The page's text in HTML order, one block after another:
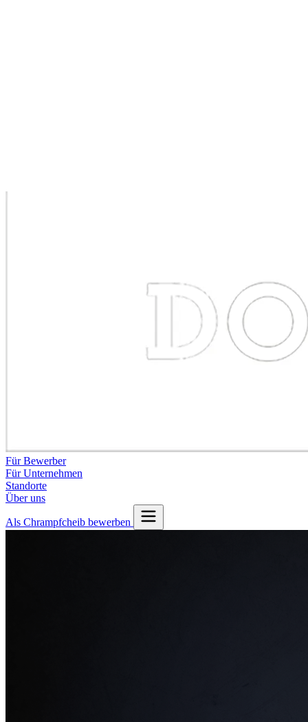
Für Bewerber
Für Unternehmen
Standorte
Über uns
Als Chrampfcheib bewerben